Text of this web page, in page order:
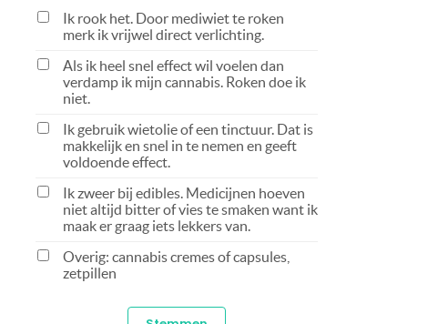
Ik rook het. Door mediwiet te roken
merk ik vrijwel direct verlichting.
Als ik heel snel effect wil voelen dan
verdamp ik mijn cannabis. Roken doe ik
niet.
Ik gebruik wietolie of een tinctuur. Dat is
makkelijk en snel in te nemen en geeft
voldoende effect.
Ik zweer bij edibles. Medicijnen hoeven
niet altijd bitter of vies te smaken want ik
maak er graag iets lekkers van.
Overig: cannabis cremes of capsules,
zetpillen